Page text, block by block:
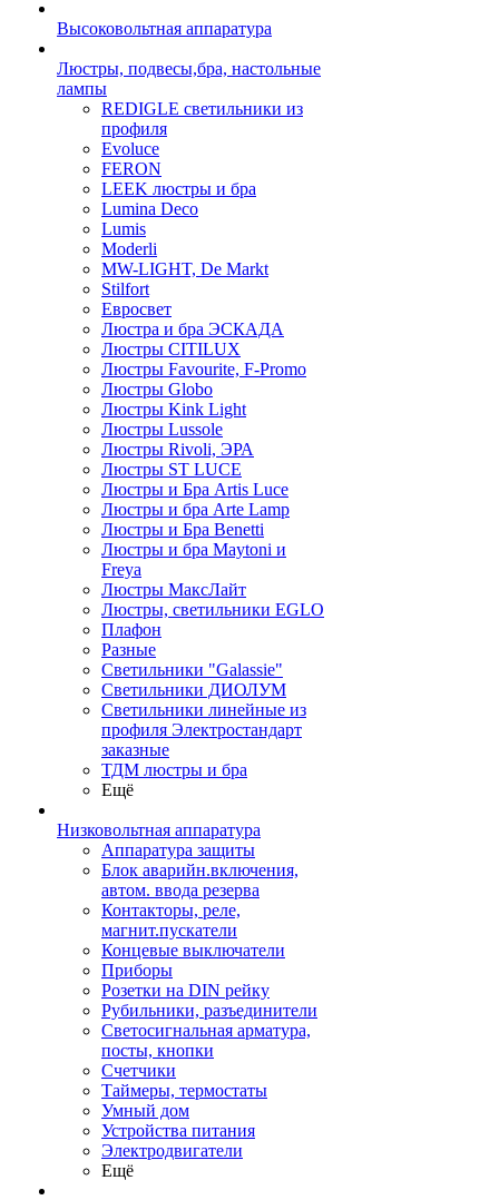
Высоковольтная аппаратура
Люстры, подвесы,бра, настольные
лампы
REDIGLE светильники из
профиля
Evoluce
FERON
LEEK люстры и бра
Lumina Deco
Lumis
Moderli
MW-LIGHT, De Markt
Stilfort
Евросвет
Люстра и бра ЭСКАДА
Люстры CITILUX
Люстры Favourite, F-Promo
Люстры Globo
Люстры Kink Light
Люстры Lussole
Люстры Rivoli, ЭРА
Люстры ST LUCE
Люстры и Бра Artis Luce
Люстры и бра Arte Lamp
Люстры и Бра Benetti
Люстры и бра Maytoni и
Freya
Люстры МаксЛайт
Люстры, светильники EGLO
Плафон
Разные
Светильники "Galassie"
Светильники ДИОЛУМ
Светильники линейные из
профиля Электростандарт
заказные
ТДМ люстры и бра
Ещё
Низковольтная аппаратура
Аппаратура защиты
Блок аварийн.включения,
автом. ввода резерва
Контакторы, реле,
магнит.пускатели
Концевые выключатели
Приборы
Розетки на DIN рейку
Рубильники, разъединители
Светосигнальная арматура,
посты, кнопки
Счетчики
Таймеры, термостаты
Умный дом
Устройства питания
Электродвигатели
Ещё